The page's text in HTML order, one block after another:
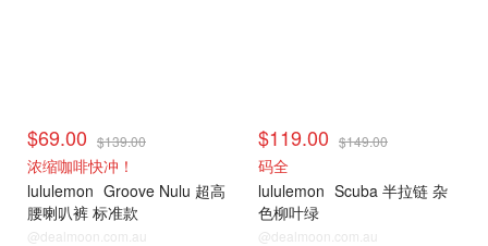
$69.00 $139.00
浓缩咖啡快冲！
lululemon Groove Nulu 超高
腰喇叭裤 标准款
@dealmoon.com.au
$119.00 $149.00
码全
lululemon Scuba 半拉链 杂
色柳叶绿
@dealmoon.com.au